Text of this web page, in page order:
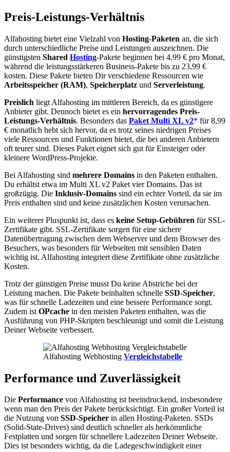
Preis-Leistungs-Verhältnis
Alfahosting bietet eine Vielzahl von Hosting-Paketen an, die sich
durch unterschiedliche Preise und Leistungen auszeichnen. Die
günstigsten Shared Hosting-Pakete beginnen bei 4,99 € pro Monat,
während die leistungsstärkeren Business-Pakete bis zu 23,99 €
kosten. Diese Pakete bieten Dir verschiedene Ressourcen wie
Arbeitsspeicher (RAM), Speicherplatz und Serverleistung.
Preislich liegt Alfahosting im mittleren Bereich, da es günstigere
Anbieter gibt. Dennoch bietet es ein hervorragendes Preis-
Leistungs-Verhältnis. Besonders das Paket Multi XL v2* für 8,99
€ monatlich hebt sich hervor, da es trotz seines niedrigen Preises
viele Ressourcen und Funktionen bietet, die bei anderen Anbietern
oft teurer sind. Dieses Paket eignet sich gut für Einsteiger oder
kleinere WordPress-Projekte.
Bei Alfahosting sind mehrere Domains in den Paketen enthalten.
Du erhältst etwa im Multi XL v2 Paket vier Domains. Das ist
großzügig. Die Inklusiv-Domains sind ein echter Vorteil, da sie im
Preis enthalten sind und keine zusätzlichen Kosten verursachen.
Ein weiterer Pluspunkt ist, dass es keine Setup-Gebühren für SSL-
Zertifikate gibt. SSL-Zertifikate sorgen für eine sichere
Datenübertragung zwischen dem Webserver und dem Browser des
Besuchers, was besonders für Webseiten mit sensiblen Daten
wichtig ist. Alfahosting integriert diese Zertifikate ohne zusätzliche
Kosten.
Trotz der günstigen Preise musst Du keine Abstriche bei der
Leistung machen. Die Pakete beinhalten schnelle SSD-Speicher,
was für schnelle Ladezeiten und eine bessere Performance sorgt.
Zudem ist OPcache in den meisten Paketen enthalten, was die
Ausführung von PHP-Skripten beschleunigt und somit die Leistung
Deiner Webseite verbessert.
Alfahosting Webhosting Vergleichstabelle
Performance und Zuverlässigkeit
Die Performance von Alfahosting ist beeindruckend, insbesondere
wenn man den Preis der Pakete berücksichtigt. Ein großer Vorteil ist
die Nutzung von SSD-Speicher in allen Hosting-Paketen. SSDs
(Solid-State-Drives) sind deutlich schneller als herkömmliche
Festplatten und sorgen für schnellere Ladezeiten Deiner Webseite.
Dies ist besonders wichtig, da die Ladegeschwindigkeit einer